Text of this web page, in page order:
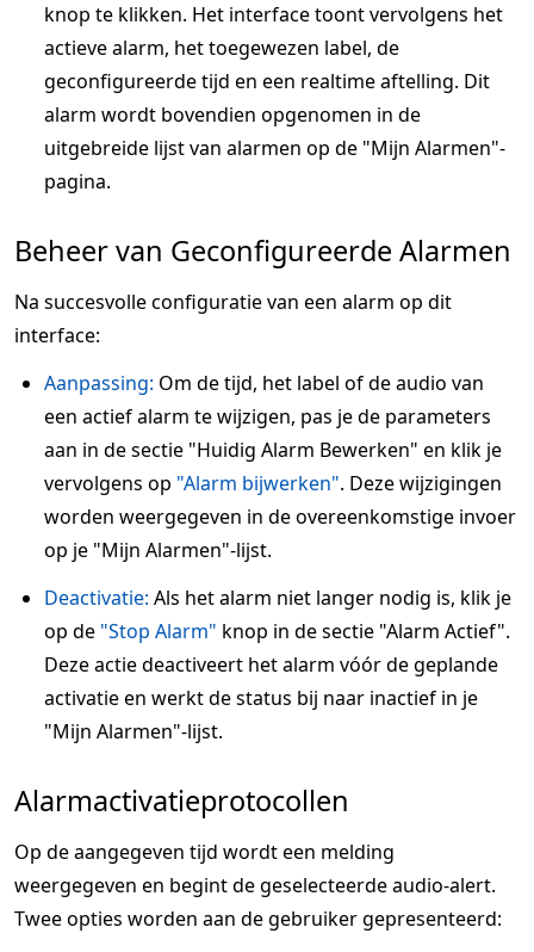
knop te klikken. Het interface toont vervolgens het
actieve alarm, het toegewezen label, de
geconfigureerde tijd en een realtime aftelling. Dit
alarm wordt bovendien opgenomen in de
uitgebreide lijst van alarmen op de "Mijn Alarmen"-
pagina.
Beheer van Geconfigureerde Alarmen
Na succesvolle configuratie van een alarm op dit
interface:
Aanpassing: Om de tijd, het label of de audio van
een actief alarm te wijzigen, pas je de parameters
aan in de sectie "Huidig Alarm Bewerken" en klik je
vervolgens op "Alarm bijwerken". Deze wijzigingen
worden weergegeven in de overeenkomstige invoer
op je "Mijn Alarmen"-lijst.
Deactivatie: Als het alarm niet langer nodig is, klik je
op de "Stop Alarm" knop in de sectie "Alarm Actief".
Deze actie deactiveert het alarm vóór de geplande
activatie en werkt de status bij naar inactief in je
"Mijn Alarmen"-lijst.
Alarmactivatieprotocollen
Op de aangegeven tijd wordt een melding
weergegeven en begint de geselecteerde audio-alert.
Twee opties worden aan de gebruiker gepresenteerd: